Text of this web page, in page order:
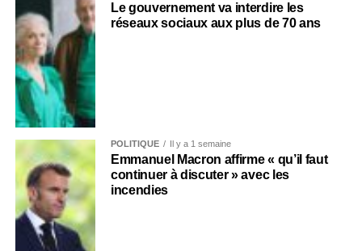
Le gouvernement va interdire les
réseaux sociaux aux plus de 70 ans
POLITIQUE Il y a 1 semaine
Emmanuel Macron affirme « qu’il faut
continuer à discuter » avec les
incendies